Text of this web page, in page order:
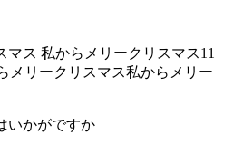
11
メリークリスマス私からメリー
いかがですか